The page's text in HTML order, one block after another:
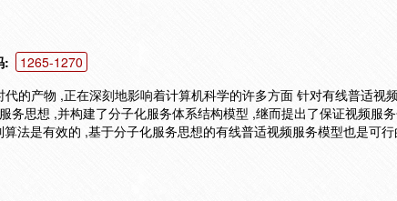
:
1265-1270
代的产物 ,正在深刻地影响着计算机科学的许多方面 针对有线普适视
务思想 ,并构建了分子化服务体系结构模型 ,继而提出了保证视频服
法是有效的 ,基于分子化服务思想的有线普适视频服务模型也是可